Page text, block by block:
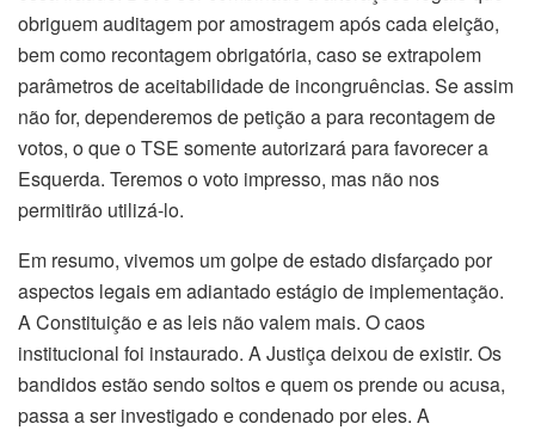
obriguem auditagem por amostragem após cada eleição,
bem como recontagem obrigatória, caso se extrapolem
parâmetros de aceitabilidade de incongruências. Se assim
não for, dependeremos de petição a para recontagem de
votos, o que o TSE somente autorizará para favorecer a
Esquerda. Teremos o voto impresso, mas não nos
permitirão utilizá-lo.
Em resumo, vivemos um golpe de estado disfarçado por
aspectos legais em adiantado estágio de implementação.
A Constituição e as leis não valem mais. O caos
institucional foi instaurado. A Justiça deixou de existir. Os
bandidos estão sendo soltos e quem os prende ou acusa,
passa a ser investigado e condenado por eles. A